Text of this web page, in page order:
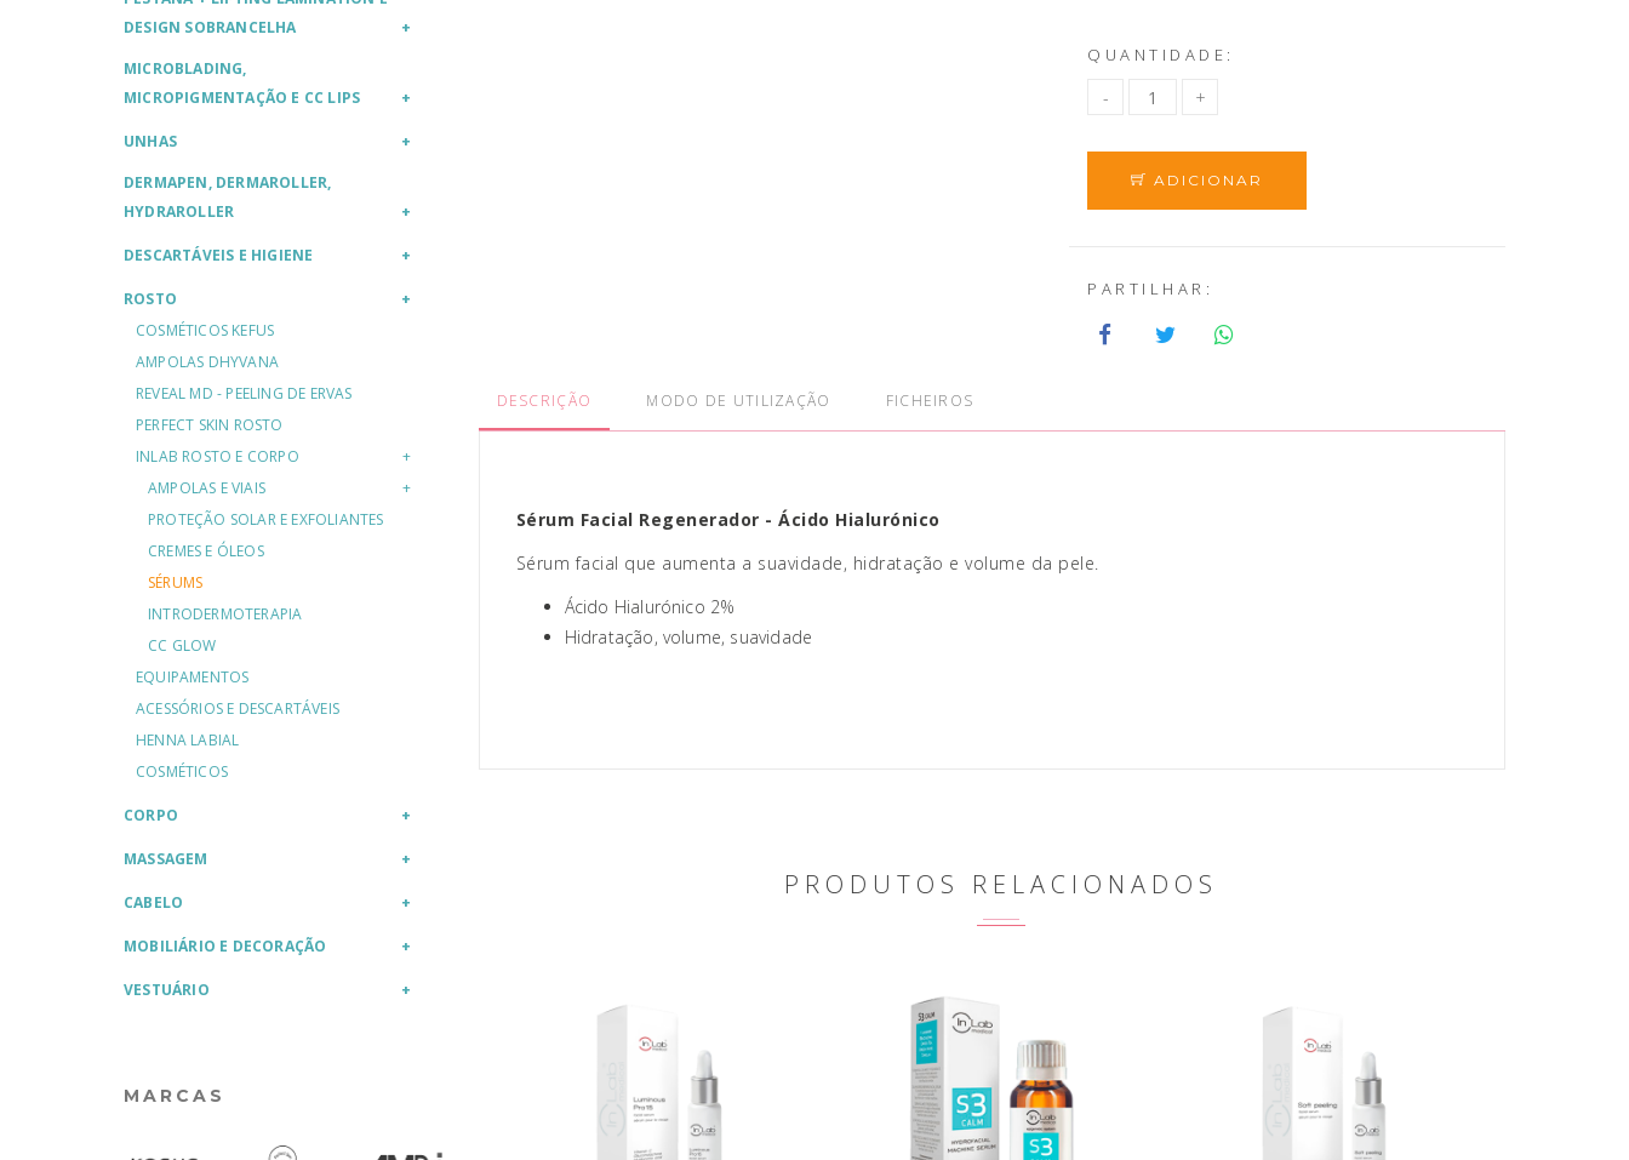
DESIGN SOBRANCELHA
MICROBLADING,
MICROPIGMENTAÇÃO E CC LIPS
UNHAS
DERMAPEN, DERMAROLLER,
HYDRAROLLER
DESCARTÁVEIS E HIGIENE
ROSTO
COSMÉTICOS KEFUS
AMPOLAS DHYVANA
REVEAL MD - PEELING DE ERVAS
PERFECT SKIN ROSTO
INLAB ROSTO E CORPO
AMPOLAS E VIAIS
PROTEÇÃO SOLAR E EXFOLIANTES
CREMES E ÓLEOS
SÉRUMS
INTRODERMOTERAPIA
CC GLOW
EQUIPAMENTOS
ACESSÓRIOS E DESCARTÁVEIS
HENNA LABIAL
COSMÉTICOS
CORPO
MASSAGEM
CABELO
MOBILIÁRIO E DECORAÇÃO
VESTUÁRIO
MARCAS
QUANTIDADE:
ADICIONAR
PARTILHAR:
DESCRIÇÃO MODO DE UTILIZAÇÃO FICHEIROS
Sérum Facial Regenerador - Ácido Hialurónico
Sérum facial que aumenta a suavidade, hidratação e volume da pele.
Ácido Hialurónico 2%
Hidratação, volume, suavidade
PRODUTOS RELACIONADOS